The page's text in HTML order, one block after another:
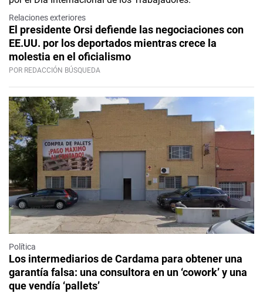
Relaciones exteriores
El presidente Orsi defiende las negociaciones con
EE.UU. por los deportados mientras crece la
molestia en el oficialismo
POR REDACCIÓN BÚSQUEDA
Política
Los intermediarios de Cardama para obtener una
garantía falsa: una consultora en un ‘cowork’ y una
que vendía ‘pallets’